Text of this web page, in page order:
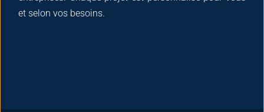
et selon vos besoins.